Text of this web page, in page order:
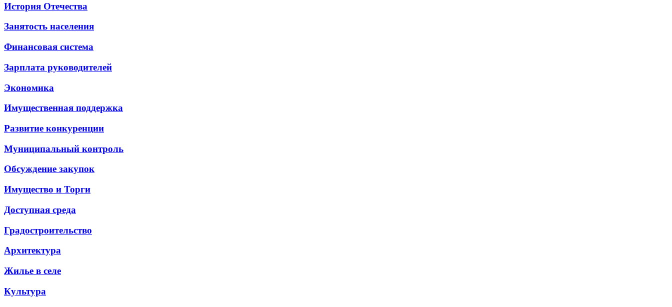
История Отечества
Занятость населения
Финансовая система
Зарплата руководителей
Экономика
Имущественная поддержка
Развитие конкуренции
Муниципальный контроль
Обсуждение закупок
Имущество и Торги
Доступная среда
Градостроительство
Архитектура
Жилье в селе
Культура